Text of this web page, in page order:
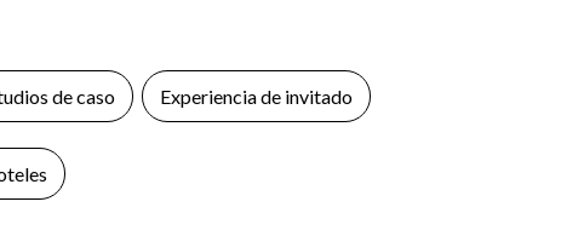
de caso Experiencia de invitado